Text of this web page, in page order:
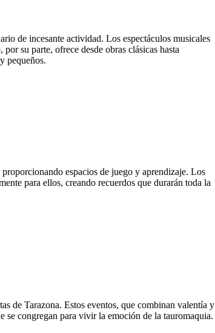
de incesante actividad. Los espectáculos musicales
su parte, ofrece desde obras clásicas hasta
pequeños.
espacios de juego y aprendizaje. Los
para ellos, creando recuerdos que durarán toda la
de Tarazona. Estos eventos, que combinan valentía y
se congregan para vivir la emoción de la tauromaquia.